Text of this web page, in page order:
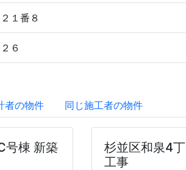
１番８
６
者の物件 同じ施工者の物件
号棟 新築
杉並区和泉4
工事